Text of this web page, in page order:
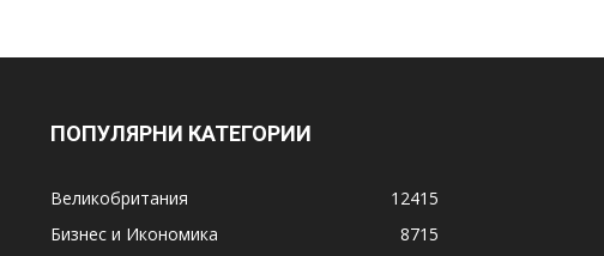
ПОПУЛЯРНИ КАТЕГОРИИ
Великобритания
12415
Бизнес и Икономика
8715